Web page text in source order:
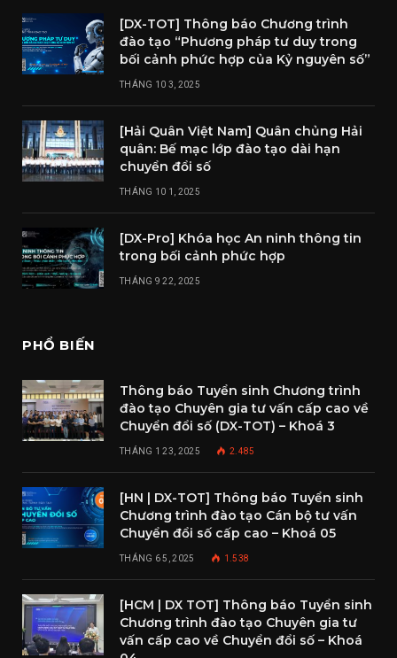
[DX-TOT] Thông báo Chương trình
đào tạo “Phương pháp tư duy trong
bối cảnh phức hợp của Kỷ nguyên số”
THÁNG 10 3, 2025
[Hải Quân Việt Nam] Quân chủng Hải
quân: Bế mạc lớp đào tạo dài hạn
chuyển đổi số
THÁNG 10 1, 2025
[DX-Pro] Khóa học An ninh thông tin
trong bối cảnh phức hợp
THÁNG 9 22, 2025
PHỔ BIẾN
Thông báo Tuyển sinh Chương trình
đào tạo Chuyên gia tư vấn cấp cao về
Chuyển đổi số (DX-TOT) – Khoá 3
THÁNG 1 23, 2025 2.485
[HN | DX-TOT] Thông báo Tuyển sinh
Chương trình đào tạo Cán bộ tư vấn
Chuyển đổi số cấp cao – Khoá 05
THÁNG 6 5, 2025 1.538
[HCM | DX TOT] Thông báo Tuyển sinh
Chương trình đào tạo Chuyên gia tư
vấn cấp cao về Chuyển đổi số – Khoá